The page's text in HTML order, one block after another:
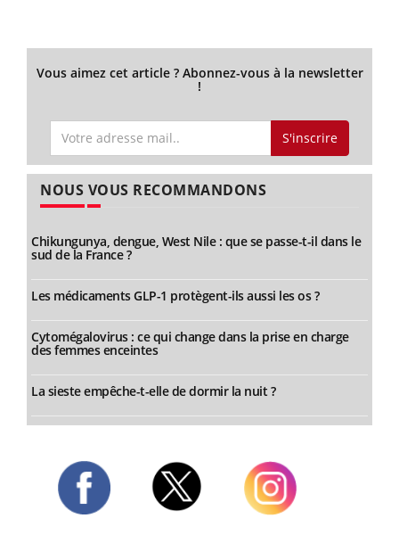
Vous aimez cet article ? Abonnez-vous à la newsletter
!
S'inscrire
NOUS VOUS RECOMMANDONS
Chikungunya, dengue, West Nile : que se passe-t-il dans le
sud de la France ?
Les médicaments GLP-1 protègent-ils aussi les os ?
Cytomégalovirus : ce qui change dans la prise en charge
des femmes enceintes
La sieste empêche-t-elle de dormir la nuit ?